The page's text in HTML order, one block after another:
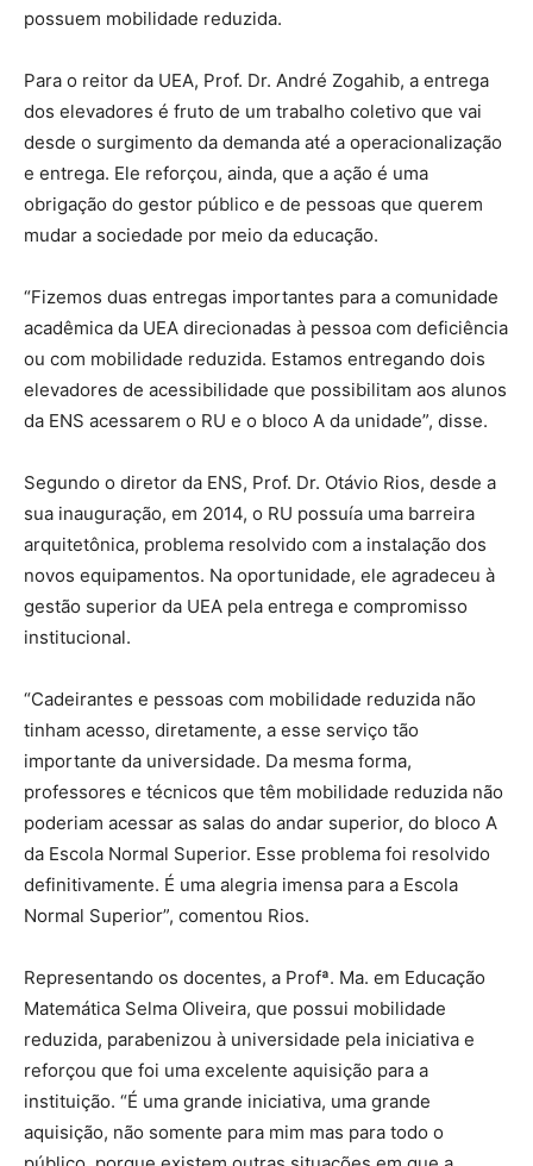
possuem mobilidade reduzida.
Para o reitor da UEA, Prof. Dr. André Zogahib, a entrega
dos elevadores é fruto de um trabalho coletivo que vai
desde o surgimento da demanda até a operacionalização
e entrega. Ele reforçou, ainda, que a ação é uma
obrigação do gestor público e de pessoas que querem
mudar a sociedade por meio da educação.
“Fizemos duas entregas importantes para a comunidade
acadêmica da UEA direcionadas à pessoa com deficiência
ou com mobilidade reduzida. Estamos entregando dois
elevadores de acessibilidade que possibilitam aos alunos
da ENS acessarem o RU e o bloco A da unidade”, disse.
Segundo o diretor da ENS, Prof. Dr. Otávio Rios, desde a
sua inauguração, em 2014, o RU possuía uma barreira
arquitetônica, problema resolvido com a instalação dos
novos equipamentos. Na oportunidade, ele agradeceu à
gestão superior da UEA pela entrega e compromisso
institucional.
“Cadeirantes e pessoas com mobilidade reduzida não
tinham acesso, diretamente, a esse serviço tão
importante da universidade. Da mesma forma,
professores e técnicos que têm mobilidade reduzida não
poderiam acessar as salas do andar superior, do bloco A
da Escola Normal Superior. Esse problema foi resolvido
definitivamente. É uma alegria imensa para a Escola
Normal Superior”, comentou Rios.
Representando os docentes, a Profª. Ma. em Educação
Matemática Selma Oliveira, que possui mobilidade
reduzida, parabenizou à universidade pela iniciativa e
reforçou que foi uma excelente aquisição para a
instituição. “É uma grande iniciativa, uma grande
aquisição, não somente para mim mas para todo o